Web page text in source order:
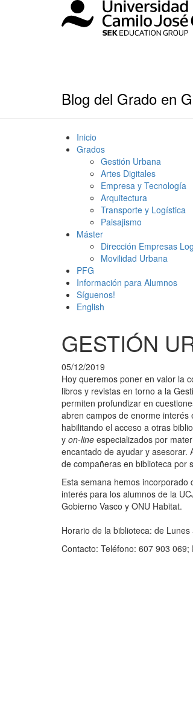
Blog del Grado en
Inicio
Grados
Gestión Urbana
Artes Digitales
Empresa y Tecnología
Arquitectura
Transporte y Logística
Paisajismo
Máster
Dirección Empresas
Movilidad Urbana
PFG
Información para Alumnos
Síguenos!
English
GESTIÓN
05/12/2019
Hoy queremos poner en valor la
libros y revistas en torno a la
permiten profundizar en
abren campos de enorme
habilitando el acceso a otras
y on-line especializados por
encantado de ayudar y asesorar.
de compañeras en biblioteca por
Esta semana hemos incorporado
interés para los alumnos de la
Gobierno Vasco y ONU Habitat.
Horario de la biblioteca: de
Contacto: Teléfono: 607 903 069;